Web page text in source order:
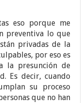
eso porque me
preventiva lo que
privadas de la
por eso es
la presunción de
Es decir, cuando
su proceso
que no han